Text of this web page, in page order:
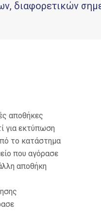
διαφορετικών
αποθήκες
για εκτύπωση
το κατάστημα
που αγόρασε
αποθήκη